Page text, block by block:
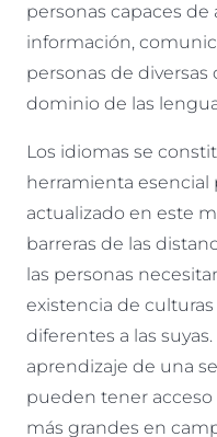
personas capaces de
información,
personas de diversas
dominio de las
Los idiomas se
herramienta esencial
actualizado en este
barreras de las
las personas
existencia de
diferentes a las
aprendizaje de una
pueden tener
más grandes en